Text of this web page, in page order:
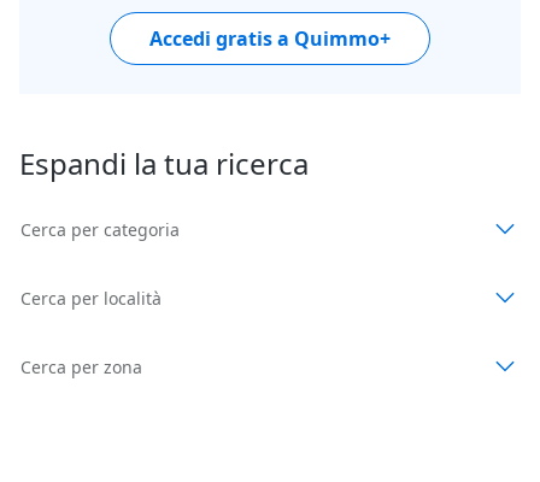
Accedi gratis a Quimmo+
Espandi la tua ricerca
Cerca per categoria
Cerca per località
Cerca per zona